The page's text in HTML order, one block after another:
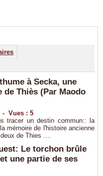
à Secka, une
de Thiès (Par Maodo
- Vues : 5
tracer un destin commun:: la
mémoire de l'histoire ancienne
de Thies ....
Le torchon brûle
une partie de ses